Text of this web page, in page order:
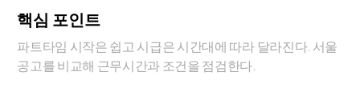
핵심 포인트
파트타임 시작은 쉽고 시급은 시간대에 따라 달라진다. 서울
공고를 비교해 근무시간과 조건을 점검한다.